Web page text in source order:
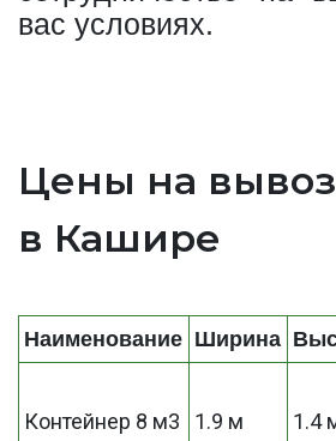
вас условиях.
Цены на
в Кашире
Наименование Ширина
Контейнер 8 м3 1.9 м 1.4